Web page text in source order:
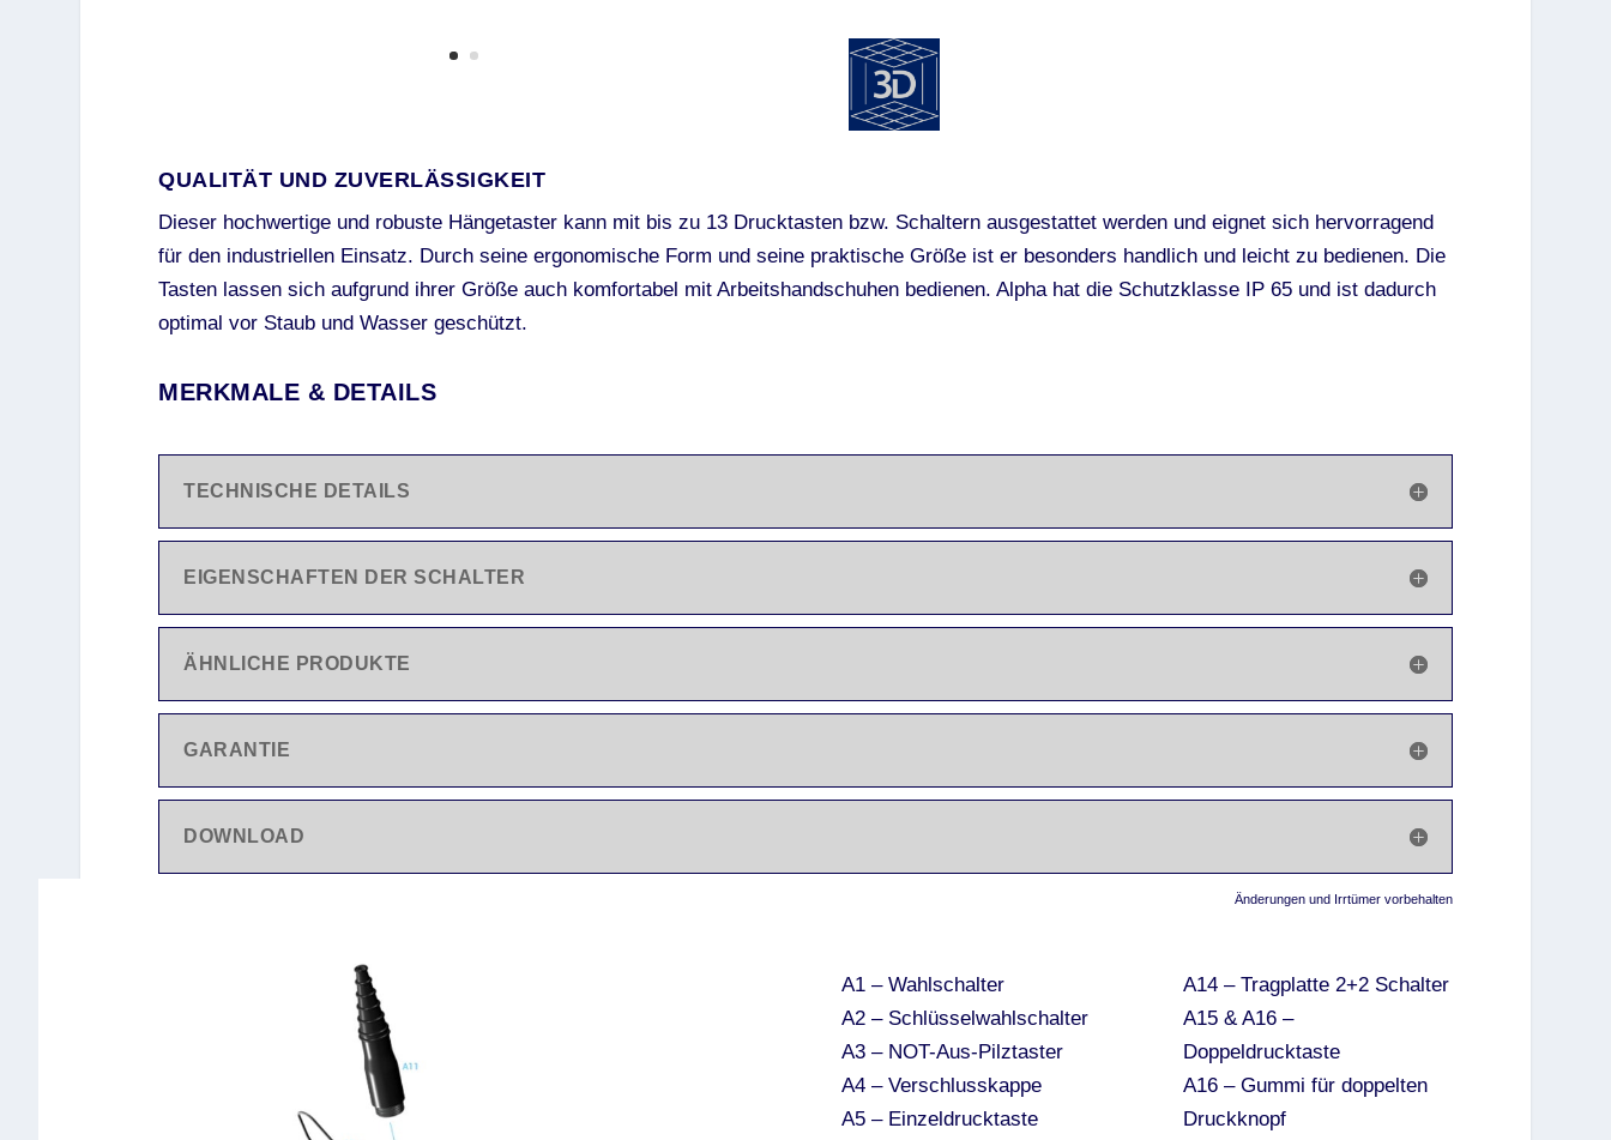
QUALITÄT UND ZUVERLÄSSIGKEIT
Dieser hochwertige und robuste Hängetaster kann mit bis zu 13 Drucktasten bzw. Schaltern ausgestattet werden und eignet sich hervorragend
für den industriellen Einsatz. Durch seine ergonomische Form und seine praktische Größe ist er besonders handlich und leicht zu bedienen. Die
Tasten lassen sich aufgrund ihrer Größe auch komfortabel mit Arbeitshandschuhen bedienen. Alpha hat die Schutzklasse IP 65 und ist dadurch
optimal vor Staub und Wasser geschützt.
MERKMALE & DETAILS
TECHNISCHE DETAILS
EIGENSCHAFTEN DER SCHALTER
ÄHNLICHE PRODUKTE
GARANTIE
DOWNLOAD
Änderungen und Irrtümer vorbehalten
A1 – Wahlschalter
A2 – Schlüsselwahlschalter
A3 – NOT-Aus-Pilztaster
A4 – Verschlusskappe
A5 – Einzeldrucktaste
A14 – Tragplatte 2+2 Schalter
A15 & A16 –
Doppeldrucktaste
A16 – Gummi für doppelten
Druckknopf